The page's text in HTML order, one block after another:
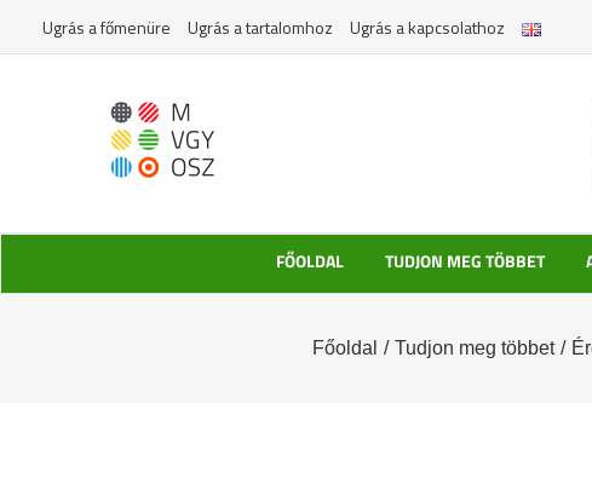
Ugrás a főmenüre Ugrás a tartalomhoz Ugrás a kapcsolathoz
FŐOLDAL TUDJON MEG TÖBBET
Főoldal / Tudjon meg többet /